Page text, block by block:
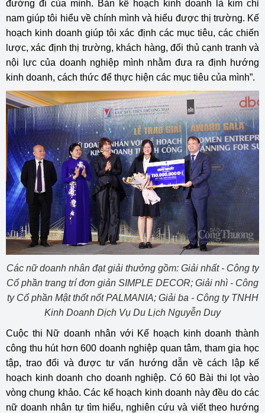
đường đi của mình. Bản kế hoạch kinh doanh là kim chỉ
nam giúp tôi hiểu về chính mình và hiểu được thị trường. Kế
hoạch kinh doanh giúp tôi xác định các mục tiêu, các chiến
lược, xác định thị trường, khách hàng, đối thủ cạnh tranh và
nội lực của doanh nghiệp mình nhằm đưa ra định hướng
kinh doanh, cách thức để thực hiện các mục tiêu của mình”.
Các nữ doanh nhân đạt giải thưởng gồm: Giải nhất - Công ty
Cổ phần trang trí đơn giản SIMPLE DECOR; Giải nhì - Công
ty Cổ phần Mật thốt nốt PALMANIA; Giải ba - Công ty TNHH
Kinh Doanh Dịch Vụ Du Lịch Nguyễn Duy
Cuộc thi Nữ doanh nhân với Kế hoạch kinh doanh thành
công thu hút hơn 600 doanh nghiệp quan tâm, tham gia học
tập, trao đổi và được tư vấn hướng dẫn về cách lập kế
hoạch kinh doanh cho doanh nghiệp. Có 60 Bài thi lọt vào
vòng chung khảo. Các kế hoạch kinh doanh này đều do các
nữ doanh nhân tự tìm hiểu, nghiên cứu và viết theo hướng